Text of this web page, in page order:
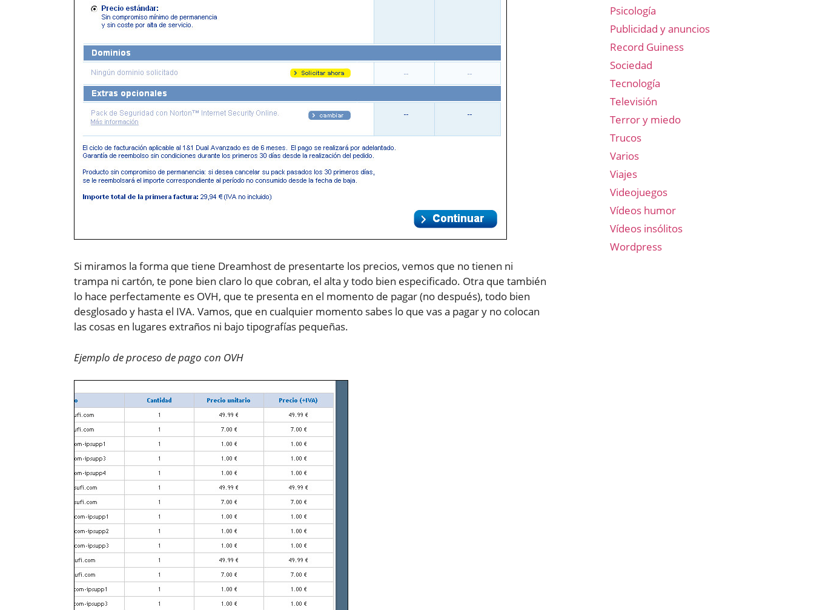
Si miramos la forma que tiene Dreamhost de presentarte los precios, vemos que no tienen ni
trampa ni cartón, te pone bien claro lo que cobran, el alta y todo bien especificado. Otra que también
lo hace perfectamente es OVH, que te presenta en el momento de pagar (no después), todo bien
desglosado y hasta el IVA. Vamos, que en cualquier momento sabes lo que vas a pagar y no colocan
las cosas en lugares extraños ni bajo tipografías pequeñas.
Ejemplo de proceso de pago con OVH
Psicología
Publicidad y anuncios
Record Guiness
Sociedad
Tecnología
Televisión
Terror y miedo
Trucos
Varios
Viajes
Videojuegos
Vídeos humor
Vídeos insólitos
Wordpress